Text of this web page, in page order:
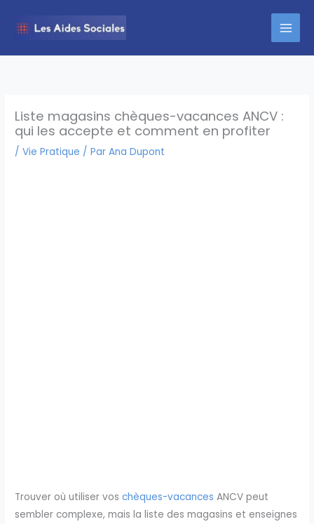
Liste magasins chèques-vacances ANCV :
qui les accepte et comment en profiter
/Vie Pratique / ParAna Dupont
Trouver où utiliser voschèques-vacances ANCV peut
sembler complexe, mais la liste des magasins et enseignes